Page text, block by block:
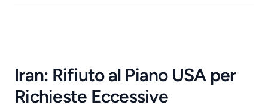
Iran: Rifiuto al Piano USA per
Richieste Eccessive